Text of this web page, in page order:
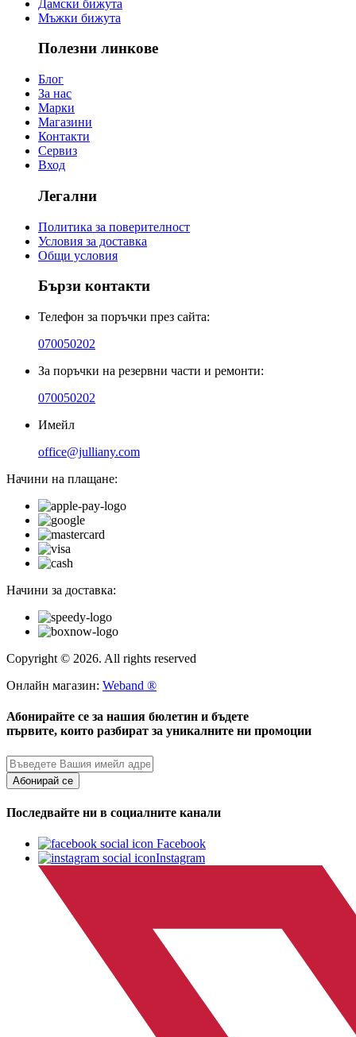
Дамски бижута
Мъжки бижута
Полезни линкове
Блог
За нас
Марки
Магазини
Контакти
Сервиз
Вход
Легални
Политика за поверителност
Условия за доставка
Общи условия
Бързи контакти
Телефон за поръчки през сайта:
070050202
За поръчки на резервни части и ремонти:
070050202
Имейл
office@julliany.com
Начини на плащане:
Начини за доставка:
Copyright © 2026. All rights reserved
Онлайн магазин: Weband ®
Абонирайте се за нашия бюлетин и бъдете
първите, които разбират за уникалните ни промоции
Абонирай се
Последвайте ни в социалните канали
Facebook
Instagram